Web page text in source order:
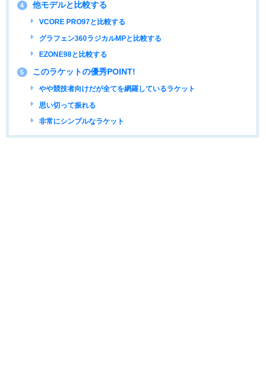
4 他モデルと比較する
VCORE PRO97と比較する
グラフェン360ラジカルMPと比較する
EZONE98と比較する
5 このラケットの優秀POINT!
やや競技者向けだが全てを網羅しているラケット
思い切って振れる
非常にシンプルなラケット